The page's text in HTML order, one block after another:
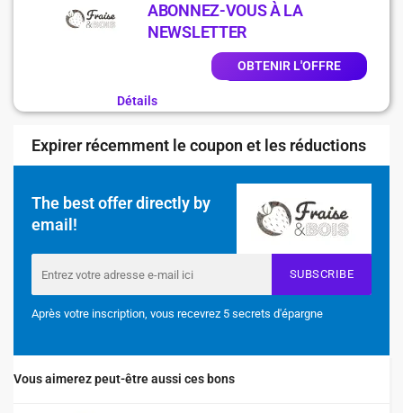
ABONNEZ-VOUS À LA
NEWSLETTER
OBTENIR L'OFFRE
Détails
Expirer récemment le coupon et les réductions
The best offer directly by
email!
SUBSCRIBE
Après votre inscription, vous recevrez 5 secrets d'épargne
Vous aimerez peut-être aussi ces bons